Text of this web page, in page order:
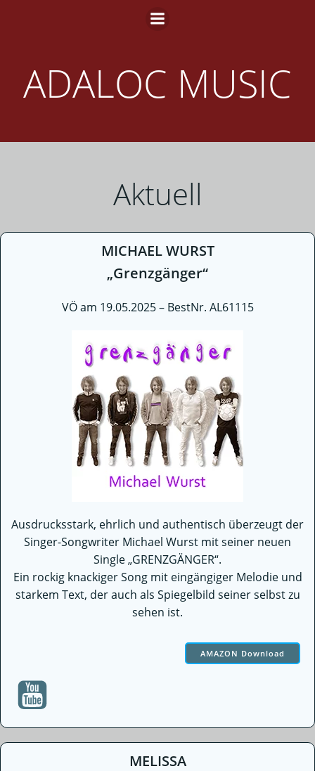
Inhalt
ADALOC MUSIC
Aktuell
MICHAEL WURST
„Grenzgänger“
VÖ am 19.05.2025 – BestNr. AL61115
Ausdrucksstark, ehrlich und authentisch überzeugt der
Singer-Songwriter Michael Wurst mit seiner neuen
Single „GRENZGÄNGER“.
Ein rockig knackiger Song mit eingängiger Melodie und
starkem Text, der auch als Spiegelbild seiner selbst zu
sehen ist.
AMAZON Download
MELISSA